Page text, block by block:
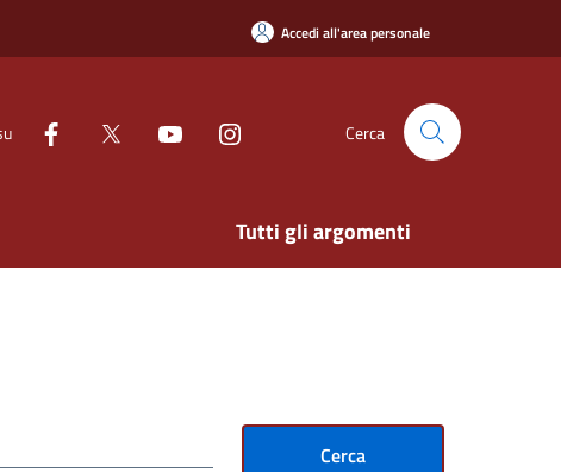
Accedi all'area personale
Cerca
Tutti gli argomenti
Cerca